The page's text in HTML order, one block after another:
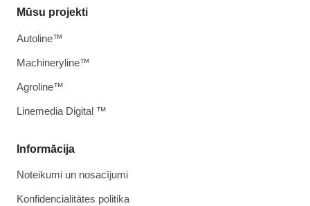
Informācija
Noteikumi un nosacījumi
Konfidencialitātes politika
Mūsu projekti
Autoline™
Machineryline™
Agroline™
Linemedia Digital ™